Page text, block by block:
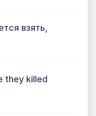
взять,
they killed